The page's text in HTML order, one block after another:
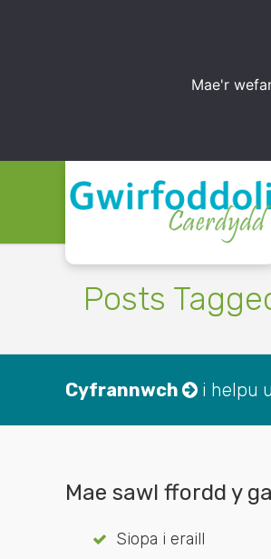
Mae'r
Posts
Cyfrannwch i helpu
Mae sawl ffordd y
Siopa i eraill